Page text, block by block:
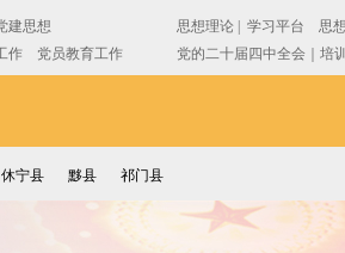
休宁县 黟县 祁门县